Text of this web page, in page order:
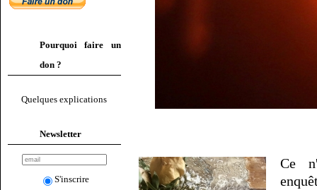
Pourquoi faire un
don ?
Quelques explications
Newsletter
S'inscrire
Ce